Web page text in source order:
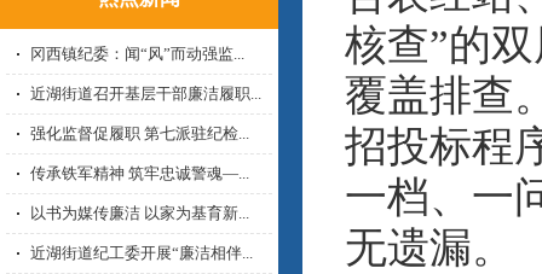
冈西镇纪委：闻“风”而动强监...
近湖街道召开基层干部廉洁履职...
强化监督促履职 第七派驻纪检...
传承铁军精神 筑牢忠诚警魂—...
以书为媒传廉洁 以家为基育新...
近湖街道纪工委开展“廉洁相伴...
核查”的
覆盖排查
招投标程
一档、一
无遗漏。